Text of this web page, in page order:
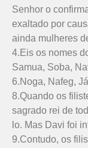
Senhor o
exaltado por
ainda mulheres
4.Eis os nomes
Samua, Soba,
6.Noga, Nafeg,
8.Quando os
sagrado rei de
lo. Mas Davi foi
9.Contudo, os